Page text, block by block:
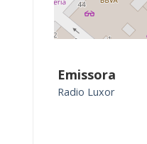
Emissora
Radio Luxor